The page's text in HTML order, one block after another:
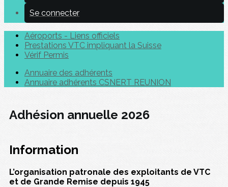
Se connecter
Aéroports - Liens officiels
Prestations VTC impliquant la Suisse
Vérif Permis
Annuaire des adhérents
Annuaire adhérents CSNERT REUNION
Adhésion annuelle 2026
Information
L’organisation patronale des exploitants de VTC
et de Grande Remise depuis 1945